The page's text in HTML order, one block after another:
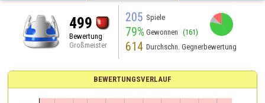
499
Bewertung
Großmeister
205 Spiele
79% Gewonnen (161)
614 Durchschn. Gegnerbewertung
BEWERTUNGSVERLAUF